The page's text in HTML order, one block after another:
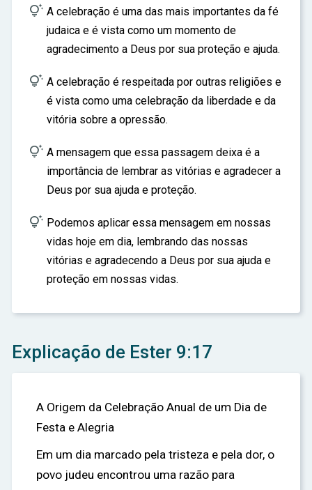
 A celebração é uma das mais importantes da fé
judaica e é vista como um momento de
agradecimento a Deus por sua proteção e ajuda.
 A celebração é respeitada por outras religiões e
é vista como uma celebração da liberdade e da
vitória sobre a opressão.
 A mensagem que essa passagem deixa é a
importância de lembrar as vitórias e agradecer a
Deus por sua ajuda e proteção.
 Podemos aplicar essa mensagem em nossas
vidas hoje em dia, lembrando das nossas
vitórias e agradecendo a Deus por sua ajuda e
proteção em nossas vidas.
Explicação de Ester 9:17
A Origem da Celebração Anual de um Dia de
Festa e Alegria
Em um dia marcado pela tristeza e pela dor, o
povo judeu encontrou uma razão para